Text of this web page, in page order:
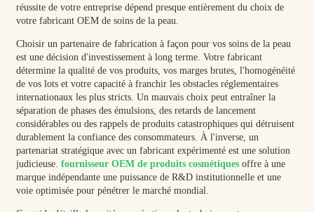
réussite de votre entreprise dépend presque entièrement du choix de
votre fabricant OEM de soins de la peau.
Choisir un partenaire de fabrication à façon pour vos soins de la peau
est une décision d'investissement à long terme. Votre fabricant
détermine la qualité de vos produits, vos marges brutes, l'homogénéité
de vos lots et votre capacité à franchir les obstacles réglementaires
internationaux les plus stricts. Un mauvais choix peut entraîner la
séparation de phases des émulsions, des retards de lancement
considérables ou des rappels de produits catastrophiques qui détruisent
durablement la confiance des consommateurs. À l'inverse, un
partenariat stratégique avec un fabricant expérimenté est une solution
judicieuse. fournisseur OEM de produits cosmétiques offre à une
marque indépendante une puissance de R&D institutionnelle et une
voie optimisée pour pénétrer le marché mondial.